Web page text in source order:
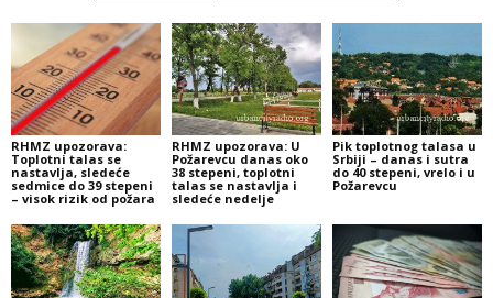
RHMZ upozorava:
Toplotni talas se
nastavlja, sledeće
sedmice do 39 stepeni
– visok rizik od požara
RHMZ upozorava: U
Požarevcu danas oko
38 stepeni, toplotni
talas se nastavlja i
sledeće nedelje
Pik toplotnog talasa u
Srbiji – danas i sutra
do 40 stepeni, vrelo i u
Požarevcu